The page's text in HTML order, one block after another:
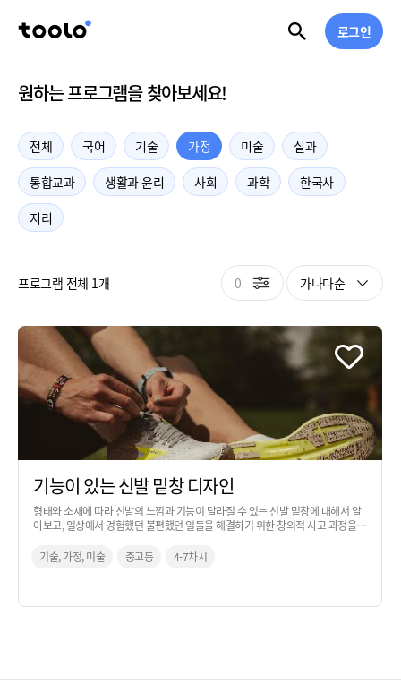
로그인
원하는 프로그램을 찾아보세요!
전체 국어 기술 가정 미술
실과
통합교과
생활과 윤리 사회 과학
한국사
지리
프로그램 전체 1개 0 가나다순
기능이 있는 신발 밑창 디자인
형태와 소재에 따라 신발의 느낌과 기능이 달라질 수 있는 신발 밑창에 대해서 알
아보고, 일상에서 경험했던 불편했던 일들을 해결하기 위한 창의적 사고 과정을
기술, 가정, 미술
중고등 4-7차시